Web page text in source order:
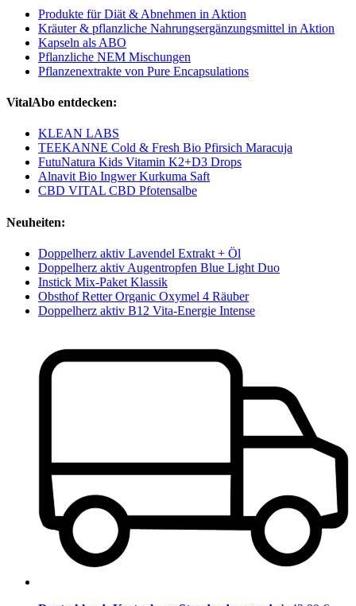
Produkte für Diät & Abnehmen in Aktion
Kräuter & pflanzliche Nahrungsergänzungsmittel in Aktion
Kapseln als ABO
Pflanzliche NEM Mischungen
Pflanzenextrakte von Pure Encapsulations
VitalAbo entdecken:
KLEAN LABS
TEEKANNE Cold & Fresh Bio Pfirsich Maracuja
FutuNatura Kids Vitamin K2+D3 Drops
Alnavit Bio Ingwer Kurkuma Saft
CBD VITAL CBD Pfotensalbe
Neuheiten:
Doppelherz aktiv Lavendel Extrakt + Öl
Doppelherz aktiv Augentropfen Blue Light Duo
Instick Mix-Paket Klassik
Obsthof Retter Organic Oxymel 4 Räuber
Doppelherz aktiv B12 Vita-Energie Intense